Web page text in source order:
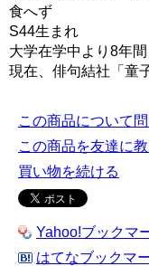
食へず
S44生まれ
大学在学中より8年
現在、俳句結社「童
この商品について
この商品を友達に
買い物を続ける
Yahoo!ブックマ
はてなブックマ